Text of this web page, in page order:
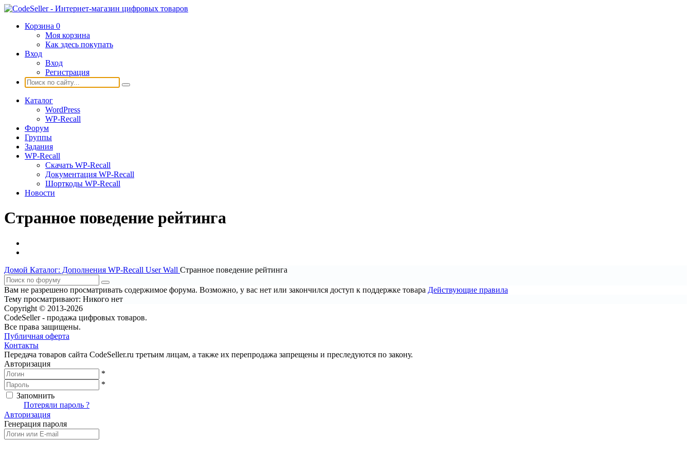
Корзина 0
Моя корзина
Как здесь покупать
Вход
Вход
Регистрация
Каталог
WordPress
WP-Recall
Форум
Группы
Задания
WP-Recall
Скачать WP-Recall
Документация WP-Recall
Шорткоды WP-Recall
Новости
Странное поведение рейтинга
Домой Каталог: Дополнения WP-Recall User Wall Странное поведение рейтинга
Вам не разрешено просматривать содержимое форума. Возможно, у вас нет или закончился доступ к поддержке товара Действующие правила
Тему просматривают: Никого нет
Copyright © 2013-2026
CodeSeller - продажа цифровых товаров.
Все права защищены.
Публичная оферта
Контакты
Передача товаров сайта CodeSeller.ru третьим лицам, а также их перепродажа запрещены и преследуются по закону.
Авторизация
*
*
Запомнить
Потеряли пароль ?
Авторизация
Генерация пароля